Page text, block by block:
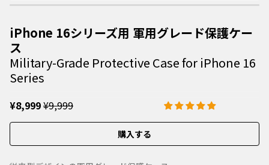
iPhone 16シリーズ用 軍用グレード保護ケー
ス
Military-Grade Protective Case for iPhone 16
Series
¥8,999¥9,999
購入する